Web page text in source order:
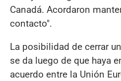
Canadá. Acordaron
contacto".
La posibilidad de cerrar
se da luego de que haya
acuerdo entre la Unión